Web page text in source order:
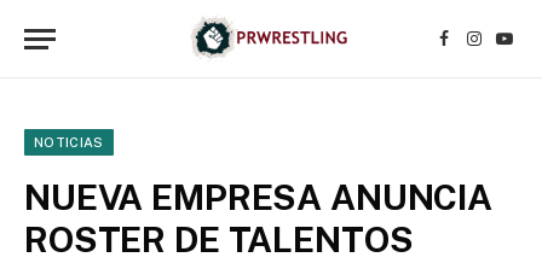
Facebook
NOTICIAS
NUEVA EMPRESA ANUNCIA
ROSTER DE TALENTOS